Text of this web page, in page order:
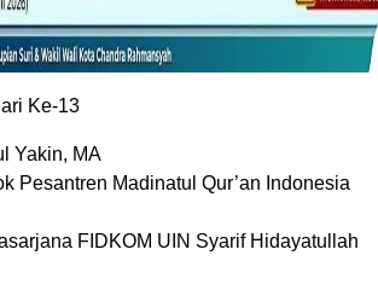
Ke-13
Yakin, MA
Pesantren Madinatul Qur’an Indonesia
FIDKOM UIN Syarif Hidayatullah